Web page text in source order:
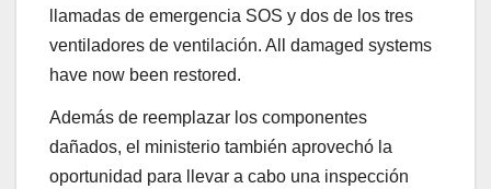
llamadas de emergencia SOS y dos de los tres
ventiladores de ventilación. All damaged systems
have now been restored.
Además de reemplazar los componentes
dañados, el ministerio también aprovechó la
oportunidad para llevar a cabo una inspección